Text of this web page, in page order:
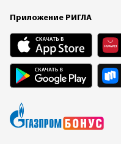
Приложение РИГЛА